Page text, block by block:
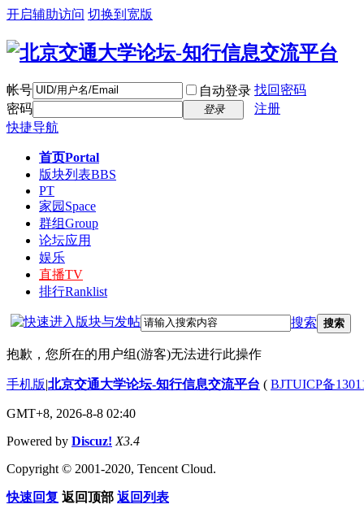
开启辅助访问 切换到宽版
帐号 自动登录 找回密码
密码
登录
注册
快捷导航
首页Portal
版块列表BBS
PT
家园 Space
群组Group
论坛应用
娱乐
直播TV
排行Ranklist
搜索 搜索
抱歉，您所在的用户组(游客)无法进行此操作
手机版|北京交通大学论坛-知行信息交流平台 ( BJTUICP备
GMT+8, 2026-8-8 02:40
Powered by Discuz! X3.4
Copyright © 2001-2020, Tencent Cloud.
快速回复 返回顶部 返回列表